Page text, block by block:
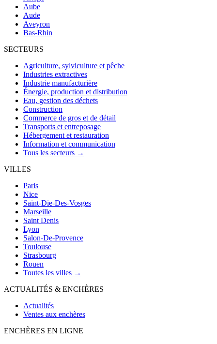
Aube
Aude
Aveyron
Bas-Rhin
SECTEURS
Agriculture, sylviculture et pêche
Industries extractives
Industrie manufacturière
Énergie, production et distribution
Eau, gestion des déchets
Construction
Commerce de gros et de détail
Transports et entreposage
Hébergement et restauration
Information et communication
Tous les secteurs →
VILLES
Paris
Nice
Saint-Die-Des-Vosges
Marseille
Saint Denis
Lyon
Salon-De-Provence
Toulouse
Strasbourg
Rouen
Toutes les villes →
ACTUALITÉS & ENCHÈRES
Actualités
Ventes aux enchères
ENCHÈRES EN LIGNE